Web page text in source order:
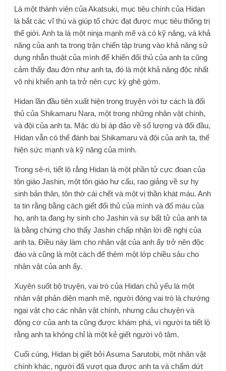
Là một thành viên của Akatsuki, mục tiêu chính của Hidan
là bắt các vĩ thú và giúp tổ chức đạt được mục tiêu thống trị
thế giới. Anh ta là một ninja mạnh mẽ và có kỹ năng, và khả
năng của anh ta trong trận chiến tập trung vào khả năng sử
dụng nhẫn thuật của mình để khiến đối thủ của anh ta cũng
cảm thấy đau đớn như anh ta, đó là một khả năng độc nhất
vô nhị khiến anh ta trở nên cực kỳ ghê gớm.
Hidan lần đầu tiên xuất hiện trong truyện với tư cách là đối
thủ của Shikamaru Nara, một trong những nhân vật chính,
và đội của anh ta. Mặc dù bị áp đảo về số lượng và đối đầu,
Hidan vẫn có thể đánh bại Shikamaru và đội của anh ta, thể
hiện sức mạnh và kỹ năng của mình.
Trong sê-ri, tiết lộ rằng Hidan là một phần tử cực đoan của
tôn giáo Jashin, một tôn giáo hư cấu, rao giảng về sự hy
sinh bản thân, tôn thờ cái chết và một vị thần khát máu. Anh
ta tin rằng bằng cách giết đối thủ của mình và đổ máu của
họ, anh ta đang hy sinh cho Jashin và sự bất tử của anh ta
là bằng chứng cho thấy Jashin chấp nhận lời đề nghị của
anh ta. Điều này làm cho nhân vật của anh ấy trở nên độc
đáo và cũng là một cách để thêm một lớp chiều sâu cho
nhân vật của anh ấy.
Xuyên suốt bộ truyện, vai trò của Hidan chủ yếu là một
nhân vật phản diện mạnh mẽ, người đóng vai trò là chướng
ngại vật cho các nhân vật chính, nhưng câu chuyện và
động cơ của anh ta cũng được khám phá, vì người ta tiết lộ
rằng anh ta không chỉ là một kẻ giết người vô tâm.
Cuối cùng, Hidan bị giết bởi Asuma Sarutobi, một nhân vật
chính khác, người đã vượt qua được anh ta và chấm dứt